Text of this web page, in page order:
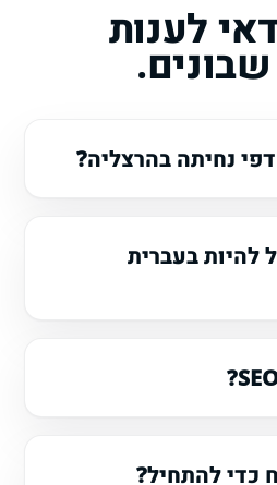
לענות
נחיתה בהרצליה?
להיות בעברית
כדי להתחיל?